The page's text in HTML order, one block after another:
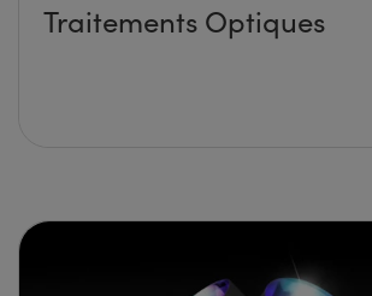
Traitements Optiques